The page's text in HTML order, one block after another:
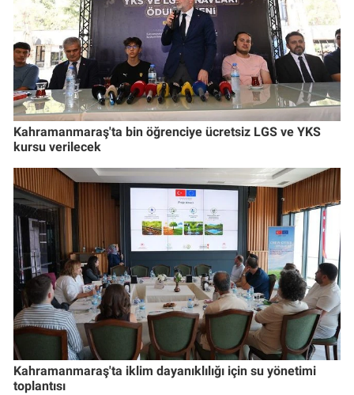
Kahramanmaraş'ta bin öğrenciye ücretsiz LGS ve YKS
kursu verilecek
Kahramanmaraş'ta iklim dayanıklılığı için su yönetimi
toplantısı